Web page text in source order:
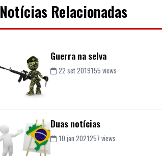
Notícias Relacionadas
Guerra na selva
22 set 2019155 views
Duas notícias
10 jan 2021257 views